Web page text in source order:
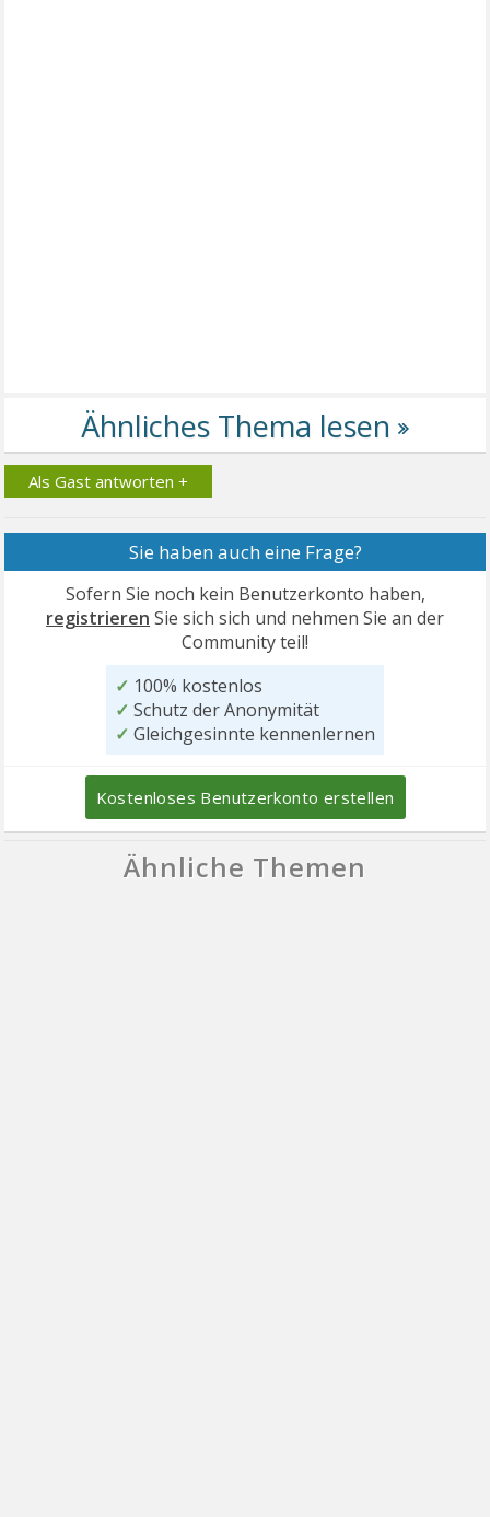
Als Gast antworten +
Sie haben auch eine Frage?
Sofern Sie noch kein Benutzerkonto haben,
registrieren Sie sich sich und nehmen Sie an der
Community teil!
✓ 100% kostenlos
✓ Schutz der Anonymität
✓ Gleichgesinnte kennenlernen
Kostenloses Benutzerkonto erstellen
Ähnliche Themen